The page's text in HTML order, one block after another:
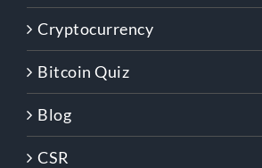
Cryptocurrency
Bitcoin Quiz
Blog
CSR